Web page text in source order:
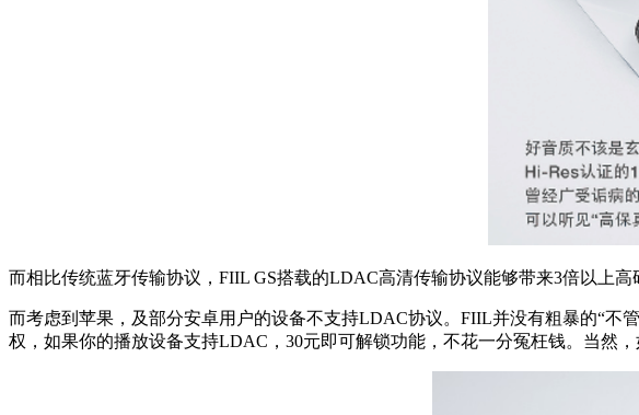
而相比传统蓝牙传输协议，FIIL GS搭载的LDAC高清传输协议能够带来3倍以上高
而考虑到苹果，及部分安卓用户的设备不支持LDAC协议。FIIL并没有粗暴的“不
权，如果你的播放设备支持LDAC，30元即可解锁功能，不花一分冤枉钱。当然